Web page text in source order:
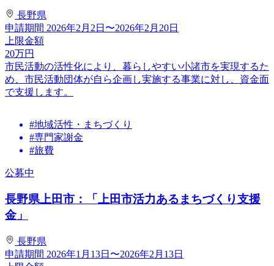
長野県
申請期間 2026年2月2日〜2026年2月20日
上限金額
20万円
市民活動の活性化により、暮らしやすい小諸市を実現するた
め、市民活動団体が自ら企画し実施する事業に対し、資金面
で支援します。
#地域活性・まちづくり
#専門家謝金
#旅費
公募中
長野県上田市：「上田市活力あるまちづくり支援
金」
長野県
申請期間 2026年1月13日〜2026年2月13日